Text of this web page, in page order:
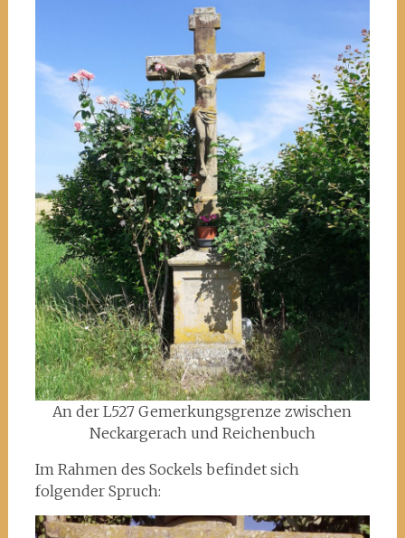
An der L527 Gemerkungsgrenze zwischen
Neckargerach und Reichenbuch
Im Rahmen des Sockels befindet sich
folgender Spruch: